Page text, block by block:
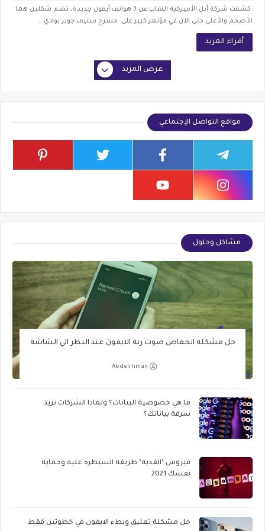
كشفت شركة أبل الأميركية النقاب عن 3 هواتف آيفون جديدة، تضم شكلين هما
الأضخم والأغلى حتى الآن في مؤتمر كبير على مسرح ستيف جوبز بولاي...
أقراء المزيد
عرض المزيد
مواقع التواصل الإجتماعي
مشاكل وحلول
حل مشكلة انخفاض صوت رنة الايفون عند النظر الي الشاشة
Abdelrhman
ما هي خصوصية البيانات؟ ولماذا الشركات تريد
سرقة بياناتك؟
فيروس "الفدية" طريقة السيطره عليه وحماية
نفسك 2021
حل مشكلة تعليق وبطء الايفون في خطوتين فقط